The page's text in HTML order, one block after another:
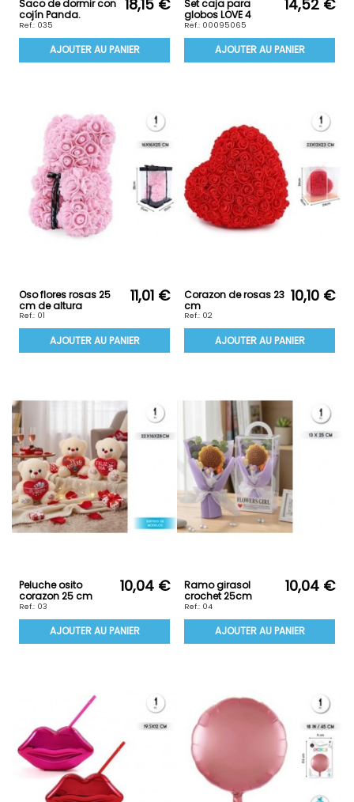
Saco de dormir con
cojín Panda.
Ref.: 035
18,15 €
AJOUTER AU PANIER
Set caja para
globos LOVE 4
piezas.
Ref.: 00095065
14,52 €
AJOUTER AU PANIER
Oso flores rosas 25
cm de altura
Ref.: 01
11,01 €
AJOUTER AU PANIER
Corazon de rosas 23
cm
Ref.: 02
10,10 €
AJOUTER AU PANIER
Peluche osito
corazon 25 cm
Ref.: 03
10,04 €
AJOUTER AU PANIER
Ramo girasol
crochet 25cm
Ref.: 04
10,04 €
AJOUTER AU PANIER